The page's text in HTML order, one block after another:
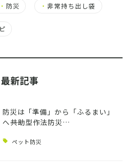
・ 防災 ・非常持ち出し袋
最新記事
防災は「準備」から「ふるまい」
へ――共助型作法防災…
ペット防災